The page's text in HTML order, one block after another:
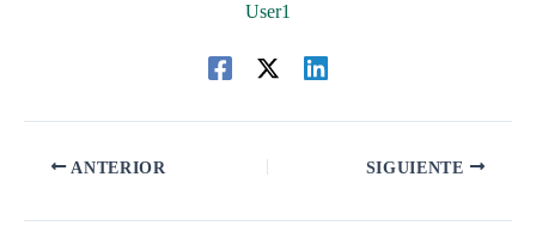
User1
ANTERIOR SIGUIENTE